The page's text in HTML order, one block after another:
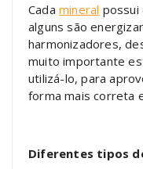
Cada mineral possui
alguns são
harmonizadores,
muito importante
utilizá-lo, para
forma mais correta
Diferentes tipos